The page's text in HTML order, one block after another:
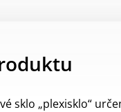
sklo „plexisklo“